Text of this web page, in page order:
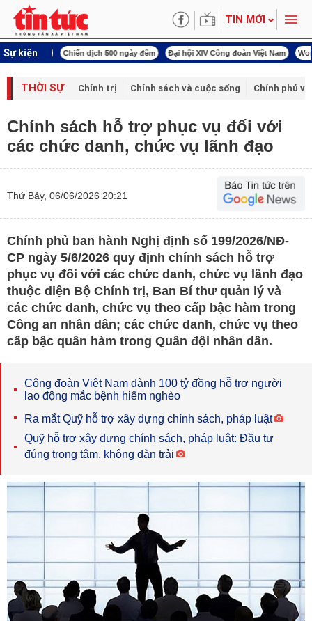
TIN MỚI
Sự kiện
mạng Chiến dịch 500 ngày đêm Đại hội XIV Công đoàn Việt Nam
THỜI SỰ Chính trị Chính sách và cuộc sống Chính phủ
Chính sách hỗ trợ phục vụ đối với
các chức danh, chức vụ lãnh đạo
Thứ Bảy, 06/06/2026 20:21
Chính phủ ban hành Nghị định số 199/2026/NĐ-
CP ngày 5/6/2026 quy định chính sách hỗ trợ
phục vụ đối với các chức danh, chức vụ lãnh đạo
thuộc diện Bộ Chính trị, Ban Bí thư quản lý và
các chức danh, chức vụ theo cấp bậc hàm trong
Công an nhân dân; các chức danh, chức vụ theo
cấp bậc quân hàm trong Quân đội nhân dân.
Công đoàn Việt Nam dành 100 tỷ đồng hỗ trợ người
lao động mắc bệnh hiểm nghèo
Ra mắt Quỹ hỗ trợ xây dựng chính sách, pháp luật
Quỹ hỗ trợ xây dựng chính sách, pháp luật: Đầu tư
đúng trọng tâm, không dàn trải